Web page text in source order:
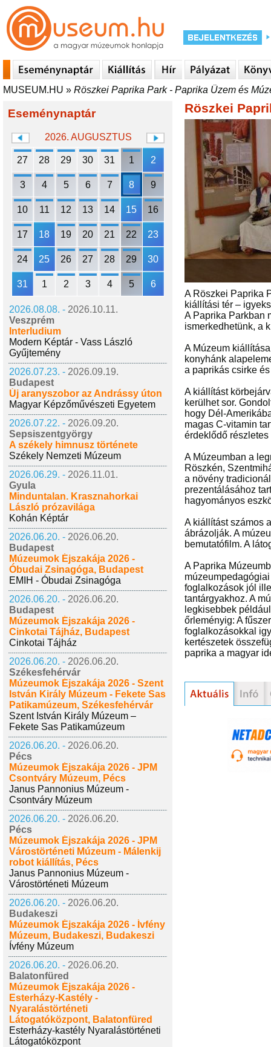
MUSEUM.HU » Röszkei Paprika Park - Paprika Üzem és
Eseménynaptár
2026. AUGUSZTUS
27 28 29 30 31 1 2
3 4 5 6 7 8 9
10 11 12 13 14 15 16
17 18 19 20 21 22 23
24 25 26 27 28 29 30
31 1 2 3 4 5 6
2026.08.08. - 2026.10.11.
Veszprém
Interludium
Modern Képtár - Vass László
Gyűjtemény
2026.07.23. - 2026.09.19.
Budapest
Új aranyszobor az Andrássy úton
Magyar Képzőművészeti Egyetem
2026.07.22. - 2026.09.20.
Sepsiszentgyörgy
A székely himnusz története
Székely Nemzeti Múzeum
2026.06.29. - 2026.11.01.
Gyula
Minduntalan. Krasznahorkai
László prózavilága
Kohán Képtár
2026.06.20. - 2026.06.20.
Budapest
Múzeumok Éjszakája 2026 -
Óbudai Zsinagóga, Budapest
EMIH - Óbudai Zsinagóga
2026.06.20. - 2026.06.20.
Budapest
Múzeumok Éjszakája 2026 -
Cinkotai Tájház, Budapest
Cinkotai Tájház
2026.06.20. - 2026.06.20.
Székesfehérvár
Múzeumok Éjszakája 2026 - Szent
István Király Múzeum - Fekete Sas
Patikamúzeum, Székesfehérvár
Szent István Király Múzeum –
Fekete Sas Patikamúzeum
2026.06.20. - 2026.06.20.
Pécs
Múzeumok Éjszakája 2026 - JPM
Csontváry Múzeum, Pécs
Janus Pannonius Múzeum -
Csontváry Múzeum
2026.06.20. - 2026.06.20.
Pécs
Múzeumok Éjszakája 2026 - JPM
Várostörténeti Múzeum - Málenkij
robot kiállítás, Pécs
Janus Pannonius Múzeum -
Várostörténeti Múzeum
2026.06.20. - 2026.06.20.
Budakeszi
Múzeumok Éjszakája 2026 - Ívfény
Múzeum, Budakeszi, Budakeszi
Ívfény Múzeum
2026.06.20. - 2026.06.20.
Balatonfüred
Múzeumok Éjszakája 2026 -
Esterházy-Kastély -
Nyaralástörténeti
Látogatóközpont, Balatonfüred
Esterházy-kastély Nyaralástörténeti
Látogatóközpont
Röszkei
A Röszkei Paprika
kiállítási tér –
A Paprika Parkban
ismerkedhetünk, a
A Múzeum
konyhánk
a paprikás csirke
A kiállítást
kerülhet sor.
hogy Dél-
magas C-vitamin
érdeklődő
A Múzeumban a
Röszkén,
a növény
prezentálásához
hagyományos
A kiállítást számos
ábrázolják. A
bemutatófilm. A
A Paprika
foglalkozások jól
tantárgyakhoz. A
legkisebbek
őrleményig: A
foglalkozásokkal
kertészetek
paprika a magyar